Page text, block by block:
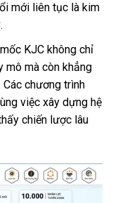
mới liên tục là kim
KJC không chỉ
mô mà còn khẳng
chương trình
việc xây dựng hệ
chiến lược lâu